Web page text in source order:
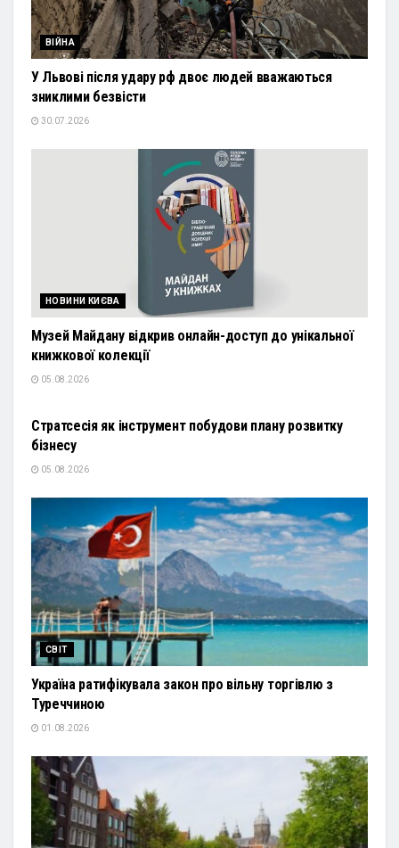
ВІЙНА
У Львові після удару рф двоє людей вважаються
зниклими безвісти
30.07.2026
НОВИНИ КИЄВА
Музей Майдану відкрив онлайн-доступ до унікальної
книжкової колекції
05.08.2026
Стратсесія як інструмент побудови плану розвитку
бізнесу
05.08.2026
СВІТ
Україна ратифікувала закон про вільну торгівлю з
Туреччиною
01.08.2026